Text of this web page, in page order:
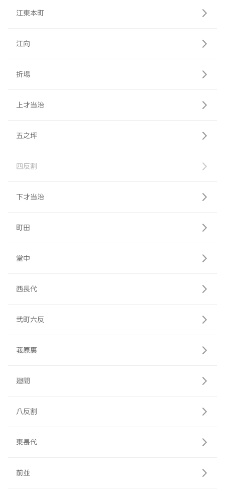
江東本町
江向
折場
上才当治
五之坪
四反割
下才当治
町田
堂中
西長代
弐町六反
莪原裏
廻間
八反割
東長代
前並